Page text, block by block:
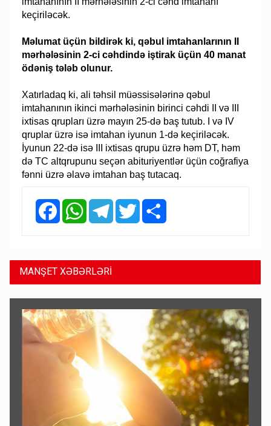
keçiriləcək.
Məlumat üçün bildirək ki, qəbul imtahanlarının II
mərhələsinin 2-ci cəhdində iştirak üçün 40 manat
ödəniş tələb olunur.
Xatırladaq ki, ali təhsil müəssisələrinə qəbul
imtahanının ikinci mərhələsinin birinci cəhdi II və III
ixtisas qrupları üzrə mayın 25-də baş tutub. I və IV
qruplar üzrə isə imtahan iyunun 1-də keçiriləcək.
İyunun 22-də isə III ixtisas qrupu üzrə həm DT, həm
də TC altqrupunu seçən abituriyentlər üçün coğrafiya
fənni üzrə əlavə imtahan baş tutacaq.
FacebookWhatsAppTelegramTwitter
MANŞET XƏBƏRLƏRİ